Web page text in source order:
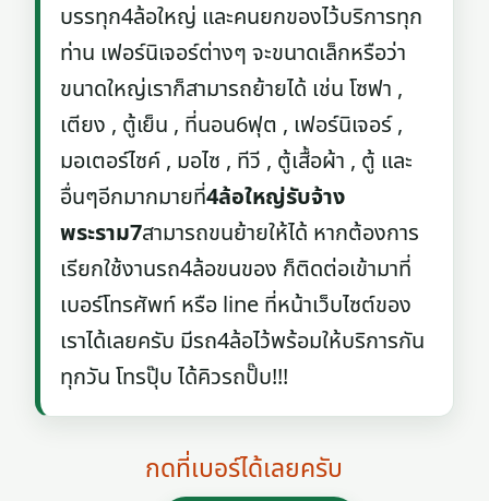
บรรทุก4ล้อใหญ่ และคนยกของไว้บริการทุก
ท่าน เฟอร์นิเจอร์ต่างๆ จะขนาดเล็กหรือว่า
ขนาดใหญ่เราก็สามารถย้ายได้ เช่น โซฟา ,
เตียง , ตู้เย็น , ที่นอน6ฟุต , เฟอร์นิเจอร์ ,
มอเตอร์ไซค์ , มอไซ , ทีวี , ตู้เสื้อผ้า , ตู้ และ
อื่นๆอีกมากมายที่4ล้อใหญ่รับจ้าง
พระราม7สามารถขนย้ายให้ได้ หากต้องการ
เรียกใช้งานรถ4ล้อขนของ ก็ติดต่อเข้ามาที่
เบอร์โทรศัพท์ หรือ line ที่หน้าเว็บไซต์ของ
เราได้เลยครับ มีรถ4ล้อไว้พร้อมให้บริการกัน
ทุกวัน โทรปุ๊บ ได้คิวรถปั๊บ!!!
กดที่เบอร์ได้เลยครับ